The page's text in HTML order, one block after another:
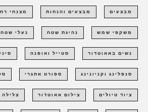
מבצעים מבצעים והנחות מצנחי
משקפי שמש נהיגת שטח נעלי שטח
נשים באאוטדור סטייל ואופנה סיני
סנפלינג וקניונינג ספורט אתגרי
ציוד טיולים צילום אאוטדור צלילה